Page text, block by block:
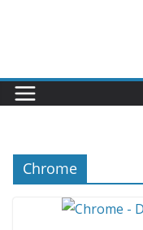
Chrome